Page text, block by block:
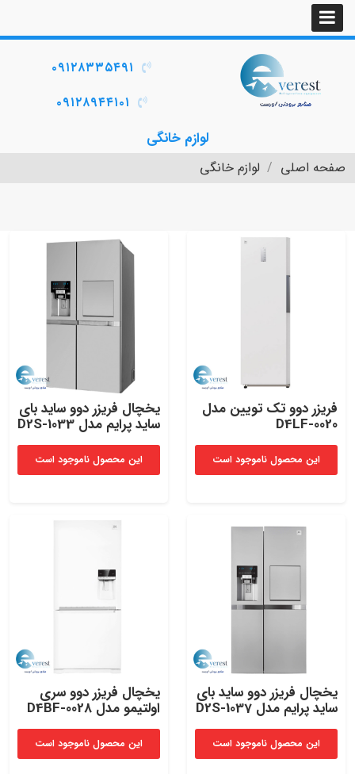
لوازم خانگی
۰۹۱۲۸۳۳۵۴۹۱
۰۹۱۲۸۹۴۴۱۰۱
صفحه اصلی لوازم خانگی
فریزر دوو تک تویین مدل
D4LF-0020
این محصول ناموجود است
یخچال‌ فریزر دوو ساید بای‌
ساید پرایم مدل D2S-1033
این محصول ناموجود است
یخچال‌ فریزر دوو ساید بای‌
ساید پرایم مدل D2S-1037
این محصول ناموجود است
یخچال‌ فریزر دوو سری
اولتیمو مدل D4BF-0028
این محصول ناموجود است